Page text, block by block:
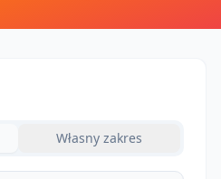
Własny zakres